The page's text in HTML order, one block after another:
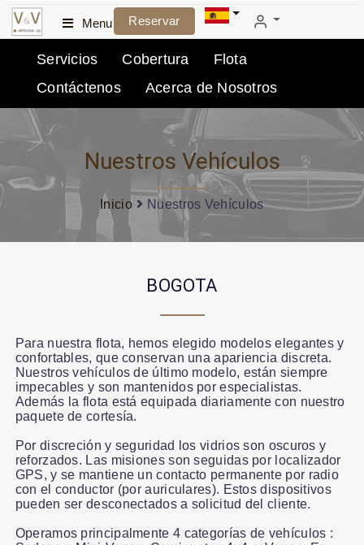
Menu Reservar
Servicios Cobertura
Flota
Contáctenos
Acerca de Nosotros
Nuestros Vehículos
Inicio Nuestros Vehículos
BOGOTA
Para nuestra flota, hemos elegido modelos elegantes y
confortables, que conservan una apariencia discreta.
Nuestros vehículos de último modelo, están siempre
impecables y son mantenidos por especialistas.
Además la flota está equipada diariamente con nuestro
paquete de cortesía.
Por discreción y seguridad los vidrios son oscuros y
reforzados. Las misiones son seguidas por localizador
GPS, y se mantiene un contacto permanente por radio
con el conductor (por auriculares). Estos dispositivos
pueden ser desconectados a solicitud del cliente.
Operamos principalmente 4 categorías de vehículos :